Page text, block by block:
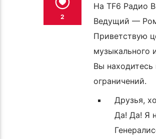
2
На TF6
Ведущий —
Приветствую
музыкального
Вы находитесь
ограничений.
Друзья,
Да! Да! Я